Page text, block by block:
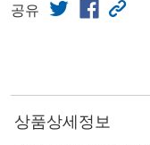
공유
상품상세정보